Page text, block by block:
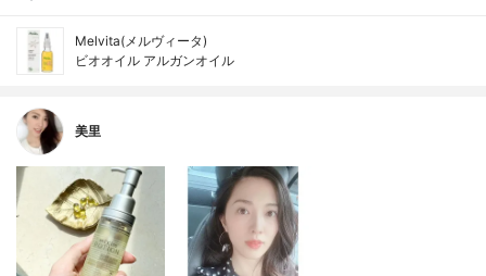
Melvita(メルヴィータ)
ビオオイル アルガンオイル
美里